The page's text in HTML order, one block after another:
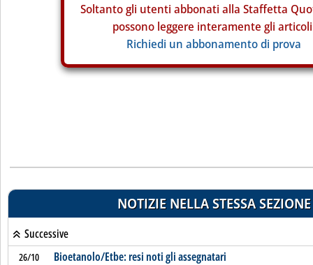
Soltanto gli utenti abbonati alla Staffetta
possono leggere interamente gli
Richiedi un abbonamento di prova
NOTIZIE NELLA STESSA SEZIONE
Successive
26/10 Bioetanolo/Etbe: resi noti gli assegnatari